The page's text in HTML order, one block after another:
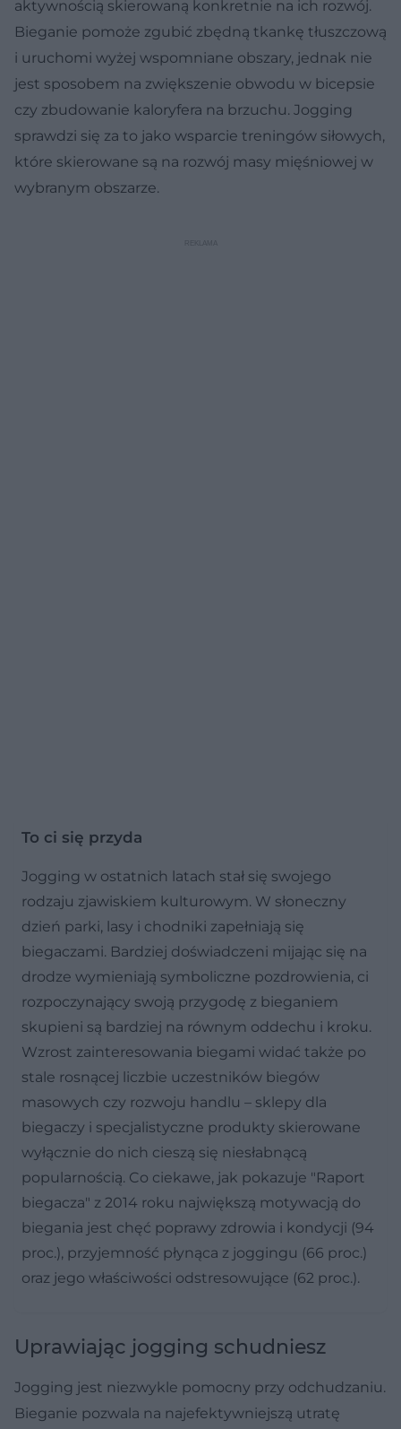
aktywnością skierowaną konkretnie na ich rozwój.
Bieganie pomoże zgubić zbędną tkankę tłuszczową
i uruchomi wyżej wspomniane obszary, jednak nie
jest sposobem na zwiększenie obwodu w bicepsie
czy zbudowanie kaloryfera na brzuchu. Jogging
sprawdzi się za to jako wsparcie treningów siłowych,
które skierowane są na rozwój masy mięśniowej w
wybranym obszarze.
To ci się przyda
Jogging w ostatnich latach stał się swojego
rodzaju zjawiskiem kulturowym. W słoneczny
dzień parki, lasy i chodniki zapełniają się
biegaczami. Bardziej doświadczeni mijając się na
drodze wymieniają symboliczne pozdrowienia, ci
rozpoczynający swoją przygodę z bieganiem
skupieni są bardziej na równym oddechu i kroku.
Wzrost zainteresowania biegami widać także po
stale rosnącej liczbie uczestników biegów
masowych czy rozwoju handlu – sklepy dla
biegaczy i specjalistyczne produkty skierowane
wyłącznie do nich cieszą się niesłabnącą
popularnością. Co ciekawe, jak pokazuje "Raport
biegacza" z 2014 roku największą motywacją do
biegania jest chęć poprawy zdrowia i kondycji (94
proc.), przyjemność płynąca z joggingu (66 proc.)
oraz jego właściwości odstresowujące (62 proc.).
Uprawiając jogging schudniesz
Jogging jest niezwykle pomocny przy odchudzaniu.
Bieganie pozwala na najefektywniejszą utratę